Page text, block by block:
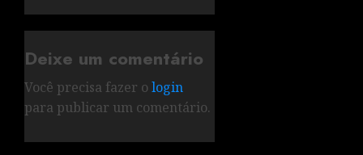
Deixe um comentário
Você precisa fazer o login
para publicar um comentário.